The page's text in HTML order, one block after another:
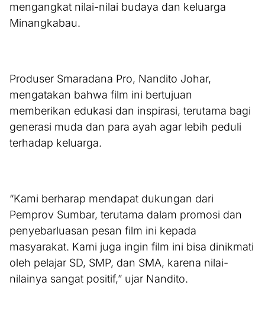
mengangkat nilai-nilai budaya dan keluarga
Minangkabau.
Produser Smaradana Pro, Nandito Johar,
mengatakan bahwa film ini bertujuan
memberikan edukasi dan inspirasi, terutama bagi
generasi muda dan para ayah agar lebih peduli
terhadap keluarga.
“Kami berharap mendapat dukungan dari
Pemprov Sumbar, terutama dalam promosi dan
penyebarluasan pesan film ini kepada
masyarakat. Kami juga ingin film ini bisa dinikmati
oleh pelajar SD, SMP, dan SMA, karena nilai-
nilainya sangat positif,” ujar Nandito.